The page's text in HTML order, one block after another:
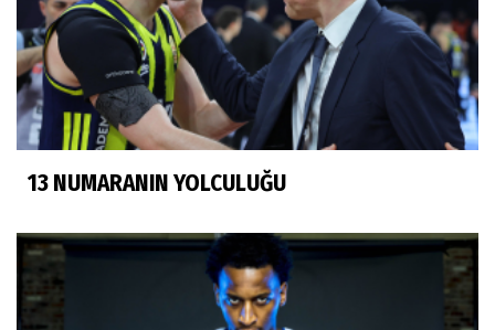
13 NUMARANIN YOLCULUĞU